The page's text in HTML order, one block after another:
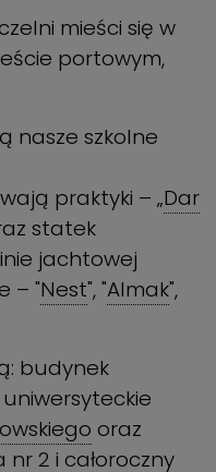
mieści się w
portowym,
nasze szkolne
praktyki – „Dar
statek
jachtowej
– "Nest", "Almak",
budynek
uniwersyteckie
oraz
nr 2 i całoroczny